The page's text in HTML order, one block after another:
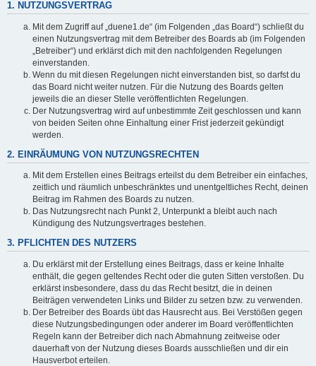
1. NUTZUNGSVERTRAG
Mit dem Zugriff auf „duene1.de“ (im Folgenden „das Board“) schließt du
einen Nutzungsvertrag mit dem Betreiber des Boards ab (im Folgenden
„Betreiber“) und erklärst dich mit den nachfolgenden Regelungen
einverstanden.
Wenn du mit diesen Regelungen nicht einverstanden bist, so darfst du
das Board nicht weiter nutzen. Für die Nutzung des Boards gelten
jeweils die an dieser Stelle veröffentlichten Regelungen.
Der Nutzungsvertrag wird auf unbestimmte Zeit geschlossen und kann
von beiden Seiten ohne Einhaltung einer Frist jederzeit gekündigt
werden.
2. EINRÄUMUNG VON NUTZUNGSRECHTEN
Mit dem Erstellen eines Beitrags erteilst du dem Betreiber ein einfaches,
zeitlich und räumlich unbeschränktes und unentgeltliches Recht, deinen
Beitrag im Rahmen des Boards zu nutzen.
Das Nutzungsrecht nach Punkt 2, Unterpunkt a bleibt auch nach
Kündigung des Nutzungsvertrages bestehen.
3. PFLICHTEN DES NUTZERS
Du erklärst mit der Erstellung eines Beitrags, dass er keine Inhalte
enthält, die gegen geltendes Recht oder die guten Sitten verstoßen. Du
erklärst insbesondere, dass du das Recht besitzt, die in deinen
Beiträgen verwendeten Links und Bilder zu setzen bzw. zu verwenden.
Der Betreiber des Boards übt das Hausrecht aus. Bei Verstößen gegen
diese Nutzungsbedingungen oder anderer im Board veröffentlichten
Regeln kann der Betreiber dich nach Abmahnung zeitweise oder
dauerhaft von der Nutzung dieses Boards ausschließen und dir ein
Hausverbot erteilen.